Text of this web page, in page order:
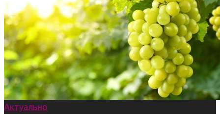
Актуально